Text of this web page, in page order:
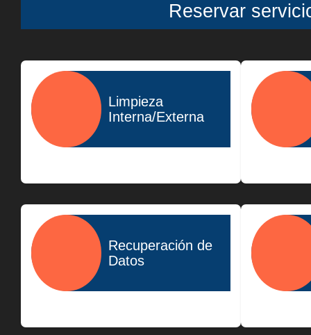
Reservar
Limpieza
Interna/Externa
Recuperación de
Datos